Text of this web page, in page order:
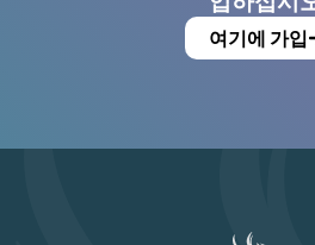
여기에 가입